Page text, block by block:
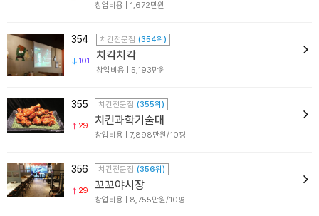
창업비용 | 1,672만원
354
101
치킨전문점 (354위)
치칵치칵
창업비용 | 5,193만원
355
29
치킨전문점 (355위)
치킨과학기술대
창업비용 | 7,898만원/10평
356
29
치킨전문점 (356위)
꼬꼬야시장
창업비용 | 8,755만원/10평